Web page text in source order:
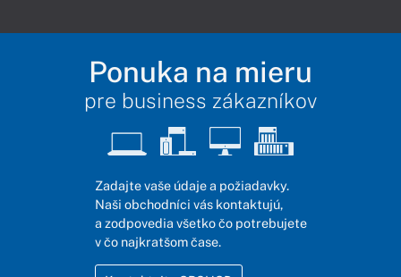
Ponuka na mieru
pre business zákazníkov
Zadajte vaše údaje a požiadavky.
Naši obchodníci vás kontaktujú,
a zodpovedia všetko čo potrebujete
v čo najkratšom čase.